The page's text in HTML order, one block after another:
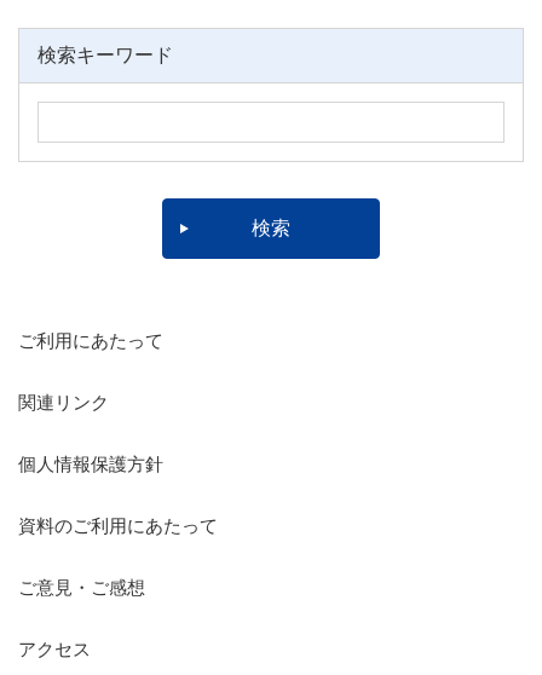
検索キーワード
ご利用にあたって
関連リンク
個人情報保護方針
資料のご利用にあたって
ご意見・ご感想
アクセス